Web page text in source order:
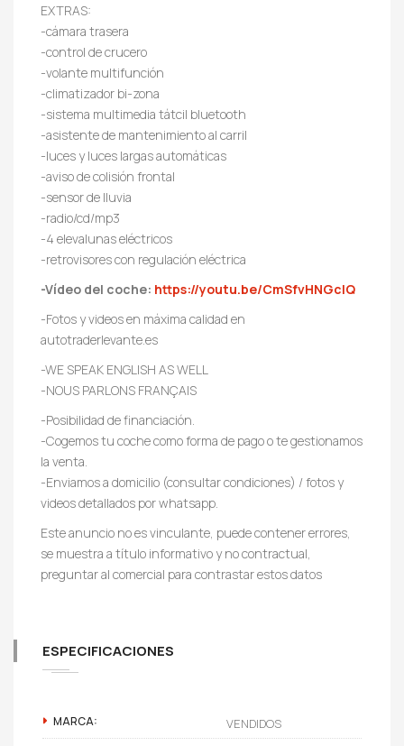
EXTRAS:
-cámara trasera
-control de crucero
-volante multifunción
-climatizador bi-zona
-sistema multimedia tátcil bluetooth
-asistente de mantenimiento al carril
-luces y luces largas automáticas
-aviso de colisión frontal
-sensor de lluvia
-radio/cd/mp3
-4 elevalunas eléctricos
-retrovisores con regulación eléctrica
-Vídeo del coche: https://youtu.be/CmSfvHNGcIQ
-Fotos y videos en máxima calidad en
autotraderlevante.es
-WE SPEAK ENGLISH AS WELL
-NOUS PARLONS FRANÇAIS
-Posibilidad de financiación.
-Cogemos tu coche como forma de pago o te gestionamos
la venta.
-Enviamos a domicilio (consultar condiciones) / fotos y
videos detallados por whatsapp.
Este anuncio no es vinculante, puede contener errores,
se muestra a título informativo y no contractual,
preguntar al comercial para contrastar estos datos
ESPECIFICACIONES
MARCA: VENDIDOS